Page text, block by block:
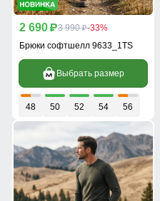
2 690 p3 990 p-33%
Брюки софтшелл 9633_1TS
Выбрать размер
48 50 52 54 56